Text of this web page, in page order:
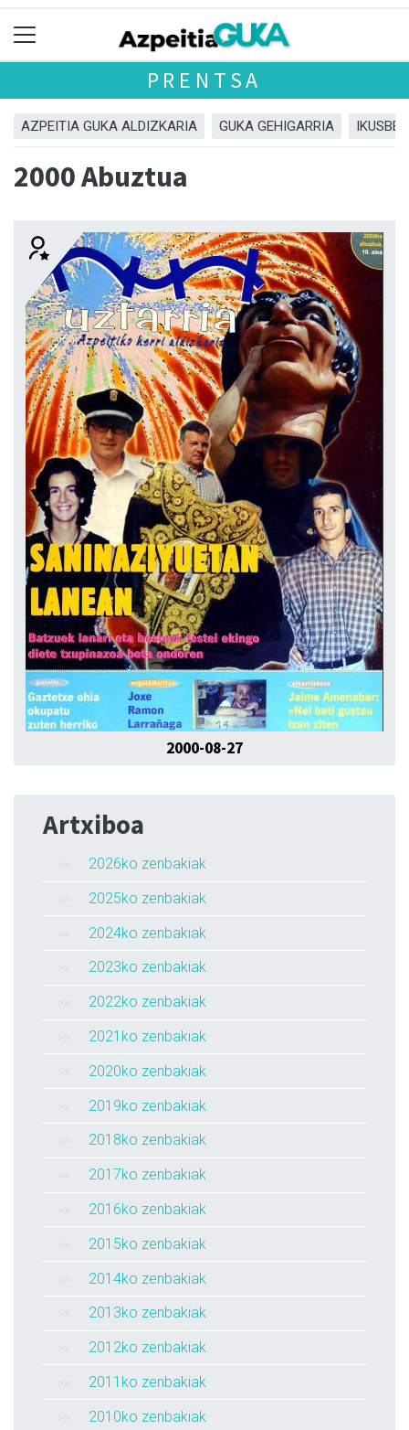
PRENTSA
AZPEITIA GUKA ALDIZKARIA GUKA GEHIGARRIA
2000 Abuztua
2000-08-27
Artxiboa
2026ko zenbakiak
2025ko zenbakiak
2024ko zenbakiak
2023ko zenbakiak
2022ko zenbakiak
2021ko zenbakiak
2020ko zenbakiak
2019ko zenbakiak
2018ko zenbakiak
2017ko zenbakiak
2016ko zenbakiak
2015ko zenbakiak
2014ko zenbakiak
2013ko zenbakiak
2012ko zenbakiak
2011ko zenbakiak
2010ko zenbakiak